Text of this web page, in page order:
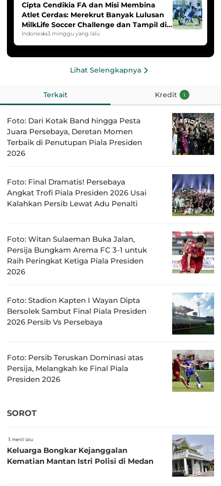
Cipta Cendikia FA dan Misi Membina
Atlet Cerdas: Merekrut Banyak Lulusan
MilkLife Soccer Challenge dan Tampil di
HYDROPLUS Soccer League
Indonesia3 minggu yang lalu
Lihat Selengkapnya
Terkait Kredit 1
Foto: Dari Kotak Band hingga Pesta
Juara Persebaya, Deretan Momen
Terbaik di Penutupan Piala Presiden
2026
Foto: Final Dramatis! Persebaya
Angkat Trofi Piala Presiden 2026 Usai
Kalahkan Persib Lewat Adu Penalti
Foto: Witan Sulaeman Buka Jalan,
Persija Bungkam Arema FC 3-1 untuk
Raih Peringkat Ketiga Piala Presiden
2026
Foto: Stadion Kapten I Wayan Dipta
Bersolek Sambut Final Piala Presiden
2026 Persib Vs Persebaya
Foto: Persib Teruskan Dominasi atas
Persija, Melangkah ke Final Piala
Presiden 2026
SOROT
3 menit lalu
Keluarga Bongkar Kejanggalan
Kematian Mantan Istri Polisi di Medan